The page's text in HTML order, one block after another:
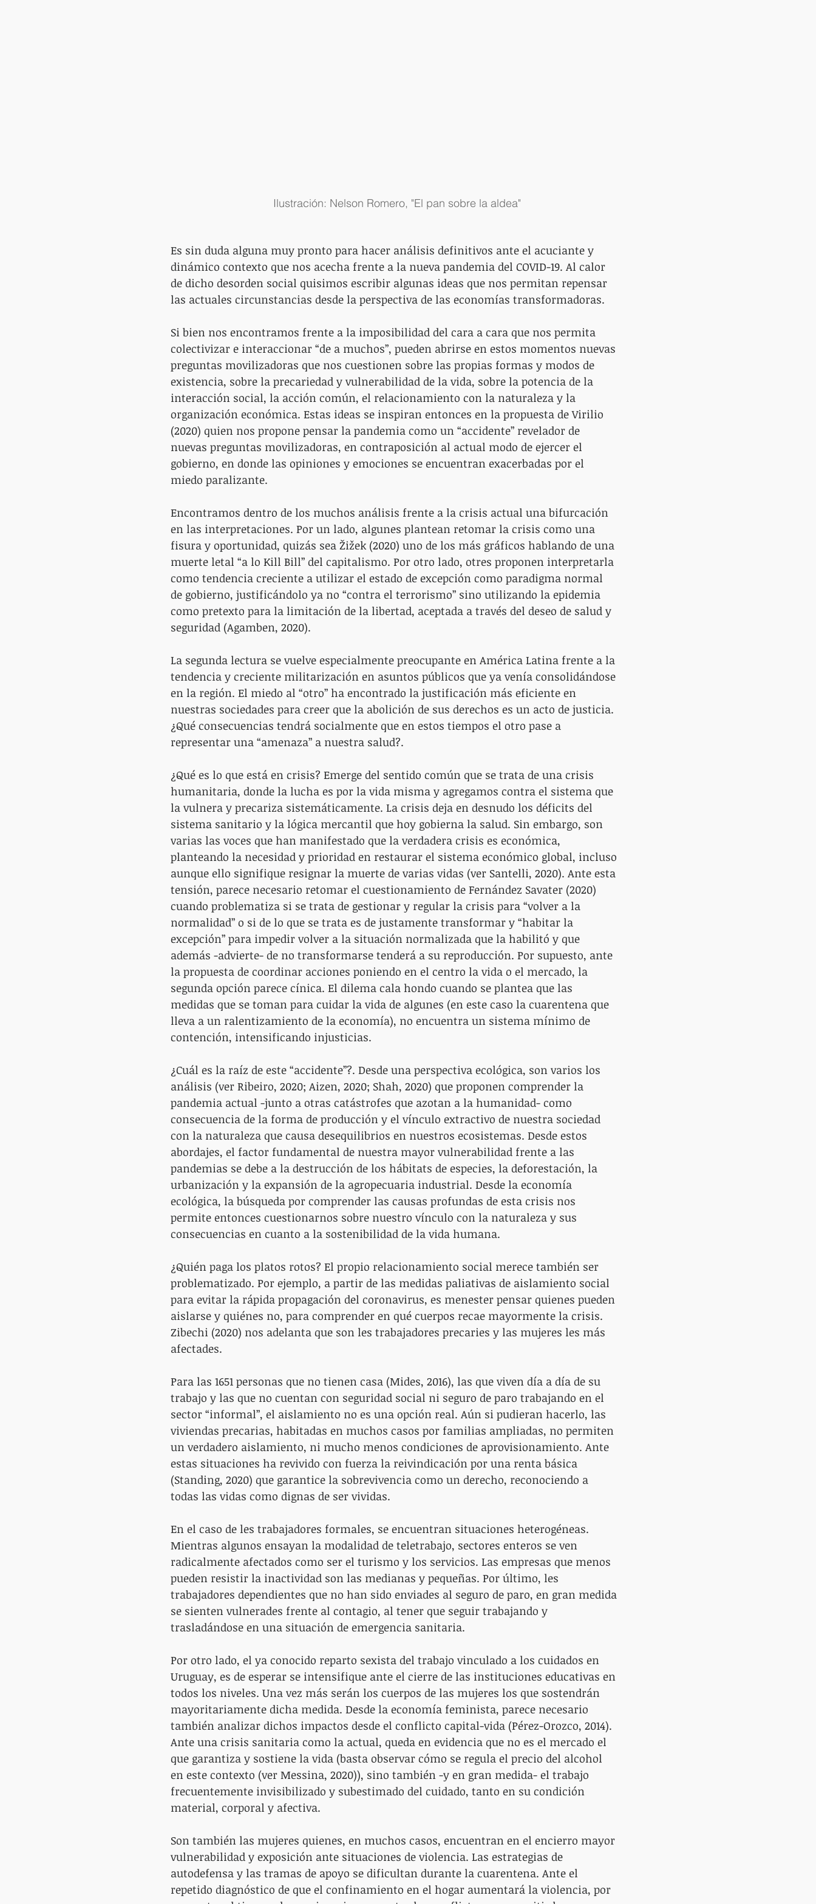
Ilustración: Nelson Romero, "El pan sobre la aldea"
Es sin duda alguna muy pronto para hacer análisis definitivos ante el acuciante y
dinámico contexto que nos acecha frente a la nueva pandemia del COVID-19. Al calor
de dicho desorden social quisimos escribir algunas ideas que nos permitan repensar
las actuales circunstancias desde la perspectiva de las economías transformadoras.
Si bien nos encontramos frente a la imposibilidad del cara a cara que nos permita
colectivizar e interaccionar “de a muchos”, pueden abrirse en estos momentos nuevas
preguntas movilizadoras que nos cuestionen sobre las propias formas y modos de
existencia, sobre la precariedad y vulnerabilidad de la vida, sobre la potencia de la
interacción social, la acción común, el relacionamiento con la naturaleza y la
organización económica. Estas ideas se inspiran entonces en la propuesta de Virilio
(2020) quien nos propone pensar la pandemia como un “accidente” revelador de
nuevas preguntas movilizadoras, en contraposición al actual modo de ejercer el
gobierno, en donde las opiniones y emociones se encuentran exacerbadas por el
miedo paralizante.
Encontramos dentro de los muchos análisis frente a la crisis actual una bifurcación
en las interpretaciones. Por un lado, algunes plantean retomar la crisis como una
fisura y oportunidad, quizás sea Žižek (2020) uno de los más gráficos hablando de una
muerte letal “a lo Kill Bill” del capitalismo. Por otro lado, otres proponen interpretarla
como tendencia creciente a utilizar el estado de excepción como paradigma normal
de gobierno, justificándolo ya no “contra el terrorismo” sino utilizando la epidemia
como pretexto para la limitación de la libertad, aceptada a través del deseo de salud y
seguridad (Agamben, 2020).
La segunda lectura se vuelve especialmente preocupante en América Latina frente a la
tendencia y creciente militarización en asuntos públicos que ya venía consolidándose
en la región. El miedo al “otro” ha encontrado la justificación más eficiente en
nuestras sociedades para creer que la abolición de sus derechos es un acto de justicia.
¿Qué consecuencias tendrá socialmente que en estos tiempos el otro pase a
representar una “amenaza” a nuestra salud?.
¿Qué es lo que está en crisis? Emerge del sentido común que se trata de una crisis
humanitaria, donde la lucha es por la vida misma y agregamos contra el sistema que
la vulnera y precariza sistemáticamente. La crisis deja en desnudo los déficits del
sistema sanitario y la lógica mercantil que hoy gobierna la salud. Sin embargo, son
varias las voces que han manifestado que la verdadera crisis es económica,
planteando la necesidad y prioridad en restaurar el sistema económico global, incluso
aunque ello signifique resignar la muerte de varias vidas (ver Santelli, 2020). Ante esta
tensión, parece necesario retomar el cuestionamiento de Fernández Savater (2020)
cuando problematiza si se trata de gestionar y regular la crisis para “volver a la
normalidad” o si de lo que se trata es de justamente transformar y “habitar la
excepción” para impedir volver a la situación normalizada que la habilitó y que
además -advierte- de no transformarse tenderá a su reproducción. Por supuesto, ante
la propuesta de coordinar acciones poniendo en el centro la vida o el mercado, la
segunda opción parece cínica. El dilema cala hondo cuando se plantea que las
medidas que se toman para cuidar la vida de algunes (en este caso la cuarentena que
lleva a un ralentizamiento de la economía), no encuentra un sistema mínimo de
contención, intensificando injusticias.
¿Cuál es la raíz de este “accidente”?. Desde una perspectiva ecológica, son varios los
análisis (ver Ribeiro, 2020; Aizen, 2020; Shah, 2020) que proponen comprender la
pandemia actual -junto a otras catástrofes que azotan a la humanidad- como
consecuencia de la forma de producción y el vínculo extractivo de nuestra sociedad
con la naturaleza que causa desequilibrios en nuestros ecosistemas. Desde estos
abordajes, el factor fundamental de nuestra mayor vulnerabilidad frente a las
pandemias se debe a la destrucción de los hábitats de especies, la deforestación, la
urbanización y la expansión de la agropecuaria industrial. Desde la economía
ecológica, la búsqueda por comprender las causas profundas de esta crisis nos
permite entonces cuestionarnos sobre nuestro vínculo con la naturaleza y sus
consecuencias en cuanto a la sostenibilidad de la vida humana.
¿Quién paga los platos rotos? El propio relacionamiento social merece también ser
problematizado. Por ejemplo, a partir de las medidas paliativas de aislamiento social
para evitar la rápida propagación del coronavirus, es menester pensar quienes pueden
aislarse y quiénes no, para comprender en qué cuerpos recae mayormente la crisis.
Zibechi (2020) nos adelanta que son les trabajadores precaries y las mujeres les más
afectades.
Para las 1651 personas que no tienen casa (Mides, 2016), las que viven día a día de su
trabajo y las que no cuentan con seguridad social ni seguro de paro trabajando en el
sector “informal”, el aislamiento no es una opción real. Aún si pudieran hacerlo, las
viviendas precarias, habitadas en muchos casos por familias ampliadas, no permiten
un verdadero aislamiento, ni mucho menos condiciones de aprovisionamiento. Ante
estas situaciones ha revivido con fuerza la reivindicación por una renta básica
(Standing, 2020) que garantice la sobrevivencia como un derecho, reconociendo a
todas las vidas como dignas de ser vividas.
En el caso de les trabajadores formales, se encuentran situaciones heterogéneas.
Mientras algunos ensayan la modalidad de teletrabajo, sectores enteros se ven
radicalmente afectados como ser el turismo y los servicios. Las empresas que menos
pueden resistir la inactividad son las medianas y pequeñas. Por último, les
trabajadores dependientes que no han sido enviades al seguro de paro, en gran medida
se sienten vulnerades frente al contagio, al tener que seguir trabajando y
trasladándose en una situación de emergencia sanitaria.
Por otro lado, el ya conocido reparto sexista del trabajo vinculado a los cuidados en
Uruguay, es de esperar se intensifique ante el cierre de las instituciones educativas en
todos los niveles. Una vez más serán los cuerpos de las mujeres los que sostendrán
mayoritariamente dicha medida. Desde la economía feminista, parece necesario
también analizar dichos impactos desde el conflicto capital-vida (Pérez-Orozco, 2014).
Ante una crisis sanitaria como la actual, queda en evidencia que no es el mercado el
que garantiza y sostiene la vida (basta observar cómo se regula el precio del alcohol
en este contexto (ver Messina, 2020)), sino también -y en gran medida- el trabajo
frecuentemente invisibilizado y subestimado del cuidado, tanto en su condición
material, corporal y afectiva.
Son también las mujeres quienes, en muchos casos, encuentran en el encierro mayor
vulnerabilidad y exposición ante situaciones de violencia. Las estrategias de
autodefensa y las tramas de apoyo se dificultan durante la cuarentena. Ante el
repetido diagnóstico de que el confinamiento en el hogar aumentará la violencia, por